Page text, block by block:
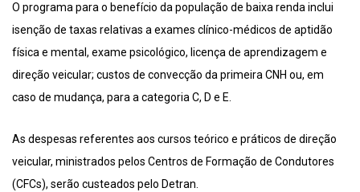
O programa para o benefício da população de baixa renda inclui
isenção de taxas relativas a exames clínico-médicos de aptidão
física e mental, exame psicológico, licença de aprendizagem e
direção veicular; custos de convecção da primeira CNH ou, em
caso de mudança, para a categoria C, D e E.
As despesas referentes aos cursos teórico e práticos de direção
veicular, ministrados pelos Centros de Formação de Condutores
(CFCs), serão custeados pelo Detran.